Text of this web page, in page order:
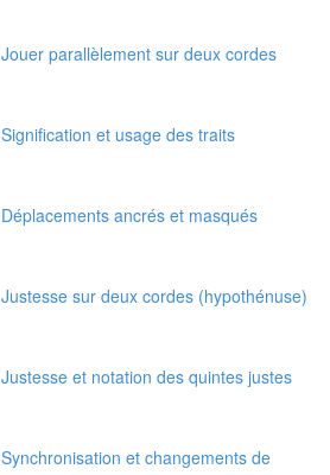
parallèlement sur deux cordes
et usage des traits
ancrés et masqués
sur deux cordes (hypothénuse)
et notation des quintes justes
et changements de